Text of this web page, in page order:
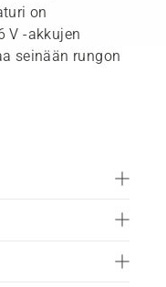
on
V -akkujen
seinään rungon